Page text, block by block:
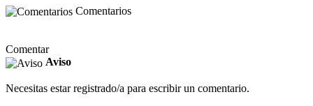
Comentarios
Comentar
Aviso
Necesitas estar registrado/a para escribir un comentario.